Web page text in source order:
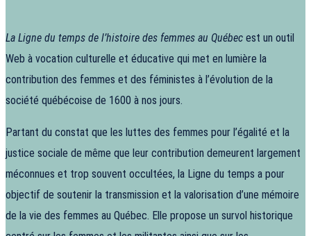
La Ligne du temps de l’histoire des femmes au Québec est un outil
Web à vocation culturelle et éducative qui met en lumière la
contribution des femmes et des féministes à l’évolution de la
société québécoise de 1600 à nos jours.
Partant du constat que les luttes des femmes pour l’égalité et la
justice sociale de même que leur contribution demeurent largement
méconnues et trop souvent occultées, la Ligne du temps a pour
objectif de soutenir la transmission et la valorisation d’une mémoire
de la vie des femmes au Québec. Elle propose un survol historique